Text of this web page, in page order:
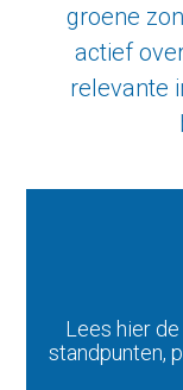
groene
actief
relevante
Lees hier
standpunten,